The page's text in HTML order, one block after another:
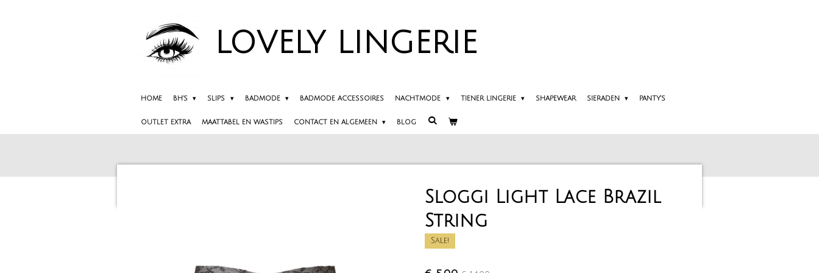
LOVELY LINGERIE
HOME BH'S SLIPS BADMODE BADMODE ACCESSOIRES NACHTMODE TIENER LINGERIE SHAPEWEAR SIERADEN PANTY'S
OUTLET EXTRA MAATTABEL EN WASTIPS CONTACT EN ALGEMEEN BLOG
Sloggi Light Lace Brazil
String
Sale!